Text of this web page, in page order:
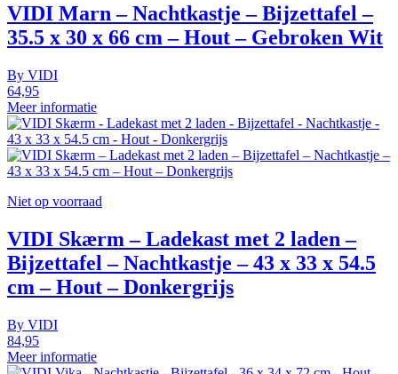
VIDI Marn – Nachtkastje – Bijzettafel –
35.5 x 30 x 66 cm – Hout – Gebroken Wit
By VIDI
64,95
Meer informatie
Niet op voorraad
VIDI Skærm – Ladekast met 2 laden –
Bijzettafel – Nachtkastje – 43 x 33 x 54.5
cm – Hout – Donkergrijs
By VIDI
84,95
Meer informatie